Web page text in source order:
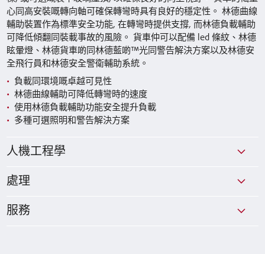
心同高安裝嘅轉向軸可確保轉彎時具有良好的穩定性。 林德曲線
輔助裝置作為標準安全功能, 在轉彎時提供支撐, 而林德負載輔助
可降低傾翻同裝載事故的風險。 貨車仲可以配備 led 條紋、林德
眩暈燈、林德貨車啲同林德藍啲™光同警告解決方案以及林德安
全飛行員和林德安全警衛輔助系統。
負載同環境嘅卓越可見性
林德曲線輔助可降低轉彎時的速度
使用林德負載輔助功能安全提升負載
多種可選照明和警告解決方案
人機工程學
處理
服務